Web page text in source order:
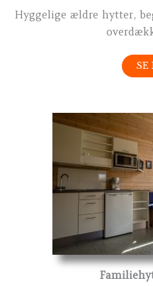
Hyggelige ældre hytter,
SE